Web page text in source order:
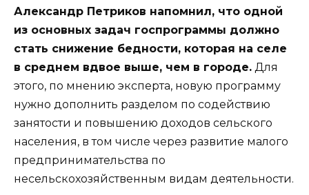
Александр Петриков напомнил, что одной
из основных задач госпрограммы должно
стать снижение бедности, которая на селе
в среднем вдвое выше, чем в городе. Для
этого, по мнению эксперта, новую программу
нужно дополнить разделом по содействию
занятости и повышению доходов сельского
населения, в том числе через развитие малого
предпринимательства по
несельскохозяйственным видам деятельности.